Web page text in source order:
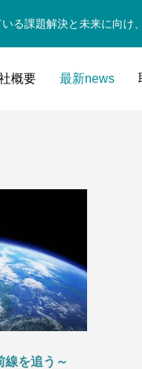
る課題解決と未来に向け
概要 最新news
線を追う～